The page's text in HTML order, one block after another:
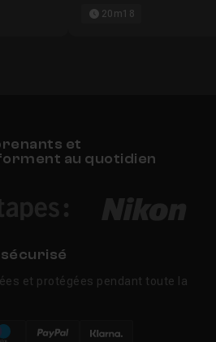
20m18
et
au quotidien
sécurisé
et protégées pendant toute la